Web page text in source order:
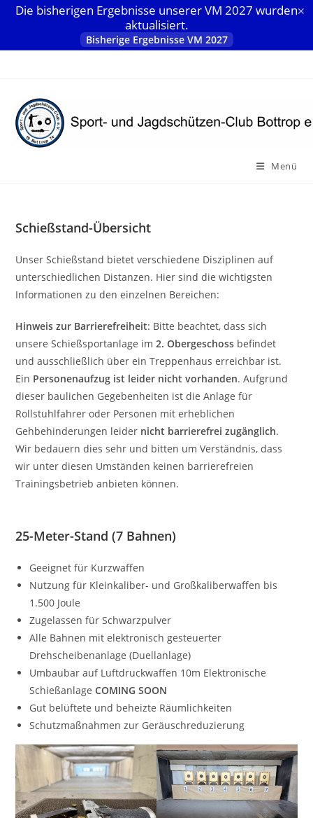
Die bisherigen Ergebnisse unserer VM 2027 wurden
aktualisiert.
Bisherige Ergebnisse VM 2027
✕
Menü
Schießstand-Übersicht
Unser Schießstand bietet verschiedene Disziplinen auf
unterschiedlichen Distanzen. Hier sind die wichtigsten
Informationen zu den einzelnen Bereichen:
Hinweis zur Barrierefreiheit: Bitte beachtet, dass sich
unsere Schießsportanlage im2. Obergeschoss befindet
und ausschließlich über ein Treppenhaus erreichbar ist.
Ein Personenaufzug ist leider nicht vorhanden. Aufgrund
dieser baulichen Gegebenheiten ist die Anlage für
Rollstuhlfahrer oder Personen mit erheblichen
Gehbehinderungen leider nicht barrierefrei zugänglich.
Wir bedauern dies sehr und bitten um Verständnis, dass
wir unter diesen Umständen keinen barrierefreien
Trainingsbetrieb anbieten können.
25-Meter-Stand (7 Bahnen)
Geeignet für Kurzwaffen
Nutzung für Kleinkaliber- und Großkaliberwaffen bis
1.500 Joule
Zugelassen für Schwarzpulver
Alle Bahnen mit elektronisch gesteuerter
Drehscheibenanlage (Duellanlage)
Umbaubar auf Luftdruckwaffen 10m Elektronische
SchießanlageCOMING SOON
Gut belüftete und beheizte Räumlichkeiten
Schutzmaßnahmen zur Geräuschreduzierung